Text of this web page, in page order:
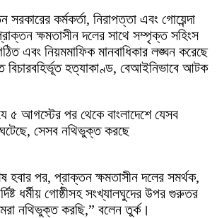
সরকারের কর্মকর্তা, নিরাপত্তা এবং গোয়েন্দা
ক্ষমতাসীন দলের সাথে সম্পৃক্ত সহিংস
এবং নিয়মমাফিক মানবাধিকার লঙ্ঘন করেছে
হত্যাকাণ্ড, বেআইনিভাবে আটক
৫ আগস্টের পর থেকে বাংলাদেশে যেসব
সেসব নথিভুক্ত করছে
হবার পর, প্রাক্তন ক্ষমতাসীন দলের সমর্থক,
ধর্মীয় গোষ্ঠীসহ সংখ্যালঘুদের উপর গুরুতর
নথিভুক্ত করছি,” বলেন তুর্ক।